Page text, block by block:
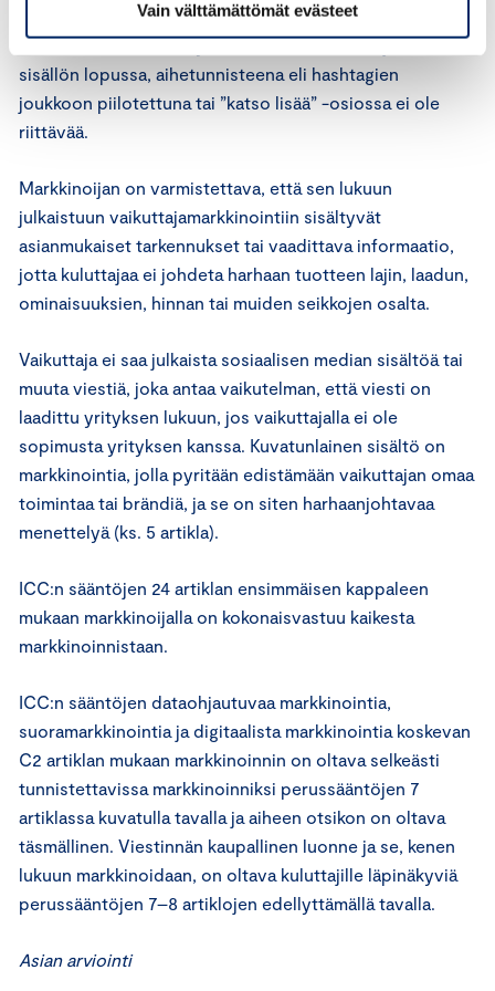
Vain välttämättömät evästeet
sisällön sekaan. Yleinen ilmoitus yrityksen
verkkosivustolla tai käyttöehdoissa, maininta julkaisun
sisällön lopussa, aihetunnisteena eli hashtagien
joukkoon piilotettuna tai ”katso lisää” -osiossa ei ole
riittävää.
Markkinoijan on varmistettava, että sen lukuun
julkaistuun vaikuttajamarkkinointiin sisältyvät
asianmukaiset tarkennukset tai vaadittava informaatio,
jotta kuluttajaa ei johdeta harhaan tuotteen lajin, laadun,
ominaisuuksien, hinnan tai muiden seikkojen osalta.
Vaikuttaja ei saa julkaista sosiaalisen median sisältöä tai
muuta viestiä, joka antaa vaikutelman, että viesti on
laadittu yrityksen lukuun, jos vaikuttajalla ei ole
sopimusta yrityksen kanssa. Kuvatunlainen sisältö on
markkinointia, jolla pyritään edistämään vaikuttajan omaa
toimintaa tai brändiä, ja se on siten harhaanjohtavaa
menettelyä (ks. 5 artikla).
ICC:n sääntöjen 24 artiklan ensimmäisen kappaleen
mukaan markkinoijalla on kokonaisvastuu kaikesta
markkinoinnistaan.
ICC:n sääntöjen dataohjautuvaa markkinointia,
suoramarkkinointia ja digitaalista markkinointia koskevan
C2 artiklan mukaan markkinoinnin on oltava selkeästi
tunnistettavissa markkinoinniksi perussääntöjen 7
artiklassa kuvatulla tavalla ja aiheen otsikon on oltava
täsmällinen. Viestinnän kaupallinen luonne ja se, kenen
lukuun markkinoidaan, on oltava kuluttajille läpinäkyviä
perussääntöjen 7–8 artiklojen edellyttämällä tavalla.
Asian arviointi